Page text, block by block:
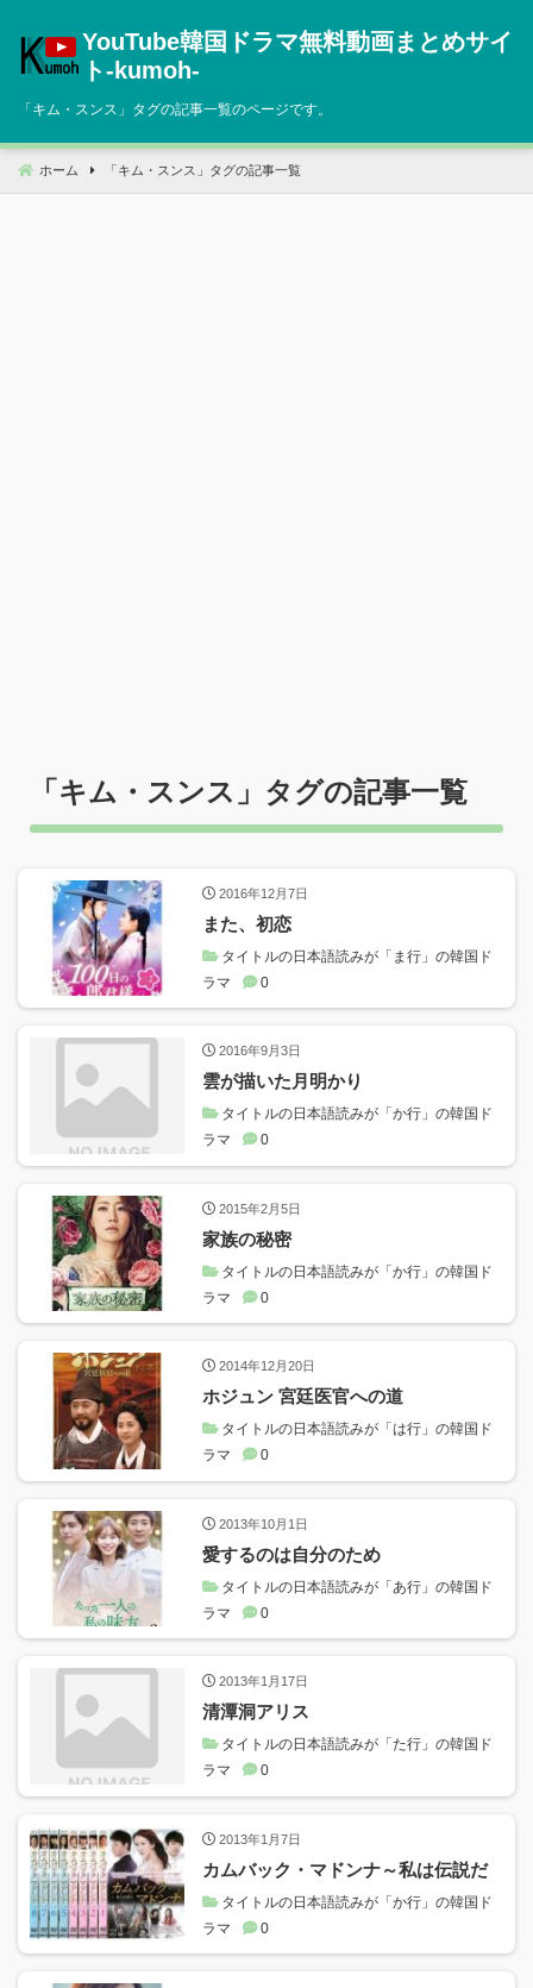
へ
動
YouTube韓国ドラマ無料動画まとめサイ
ト‐kumoh‐
「キム・スンス 」タグの記事一覧のページです。
ホーム 「 キム・スンス 」タグの記事一覧
「キム・スンス 」タグの記事一覧
2016年12月7日
また、初恋
タイトルの日本語読みが「ま行」の韓国ド
ラマ
0
2016年9月3日
雲が描いた月明かり
タイトルの日本語読みが「か行」の韓国ド
ラマ
0
2015年2月5日
家族の秘密
タイトルの日本語読みが「か行」の韓国ド
ラマ
0
2014年12月20日
ホジュン 宮廷医官への道
タイトルの日本語読みが「は行」の韓国ド
ラマ
0
2013年10月1日
愛するのは自分のため
タイトルの日本語読みが「あ行」の韓国ド
ラマ
0
2013年1月17日
清潭洞アリス
タイトルの日本語読みが「た行」の韓国ド
ラマ
0
2013年1月7日
カムバック・マドンナ～私は伝説だ
タイトルの日本語読みが「か行」の韓国ド
ラマ
0